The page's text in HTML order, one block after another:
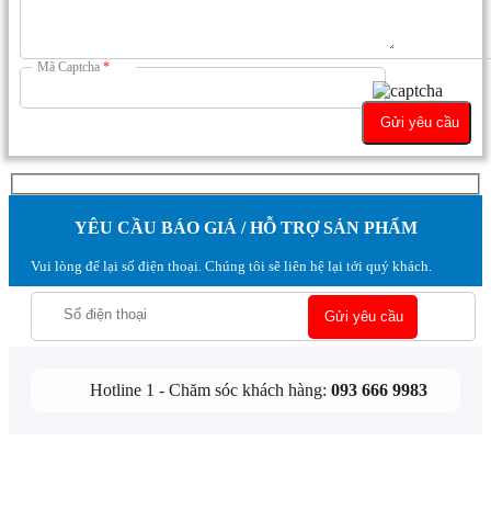
Mã Captcha *
YÊU CẦU BÁO GIÁ / HỖ TRỢ SẢN PHẨM
Vui lòng để lại số điện thoại. Chúng tôi sẽ liên hệ lại tới quý khách.
Hotline 1 - Chăm sóc khách hàng: 093 666 9983